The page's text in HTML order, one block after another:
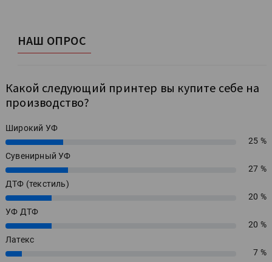
НАШ ОПРОС
Какой следующий принтер вы купите себе на
производство?
Широкий УФ
25%
25 %
Сувенирный УФ
27%
27 %
ДТФ (текстиль)
20%
20 %
УФ ДТФ
20%
20 %
Латекс
7%
7 %